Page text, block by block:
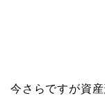
今さらですが資